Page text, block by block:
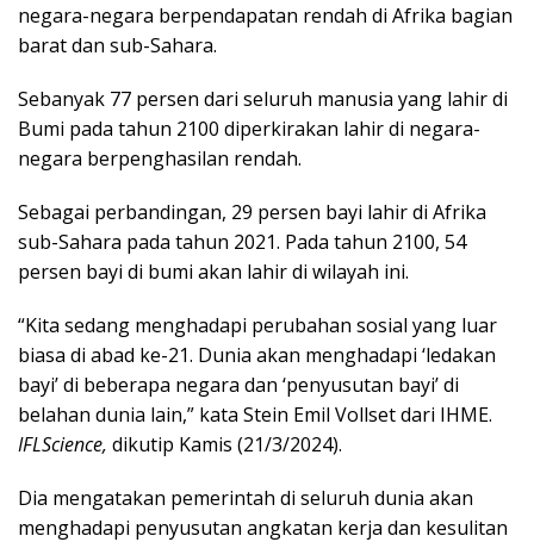
negara-negara berpendapatan rendah di Afrika bagian
barat dan sub-Sahara.
Sebanyak 77 persen dari seluruh manusia yang lahir di
Bumi pada tahun 2100 diperkirakan lahir di negara-
negara berpenghasilan rendah.
Sebagai perbandingan, 29 persen bayi lahir di Afrika
sub-Sahara pada tahun 2021. Pada tahun 2100, 54
persen bayi di bumi akan lahir di wilayah ini.
“Kita sedang menghadapi perubahan sosial yang luar
biasa di abad ke-21. Dunia akan menghadapi ‘ledakan
bayi’ di beberapa negara dan ‘penyusutan bayi’ di
belahan dunia lain,” kata Stein Emil Vollset dari IHME.
IFLScience, dikutip Kamis (21/3/2024).
Dia mengatakan pemerintah di seluruh dunia akan
menghadapi penyusutan angkatan kerja dan kesulitan